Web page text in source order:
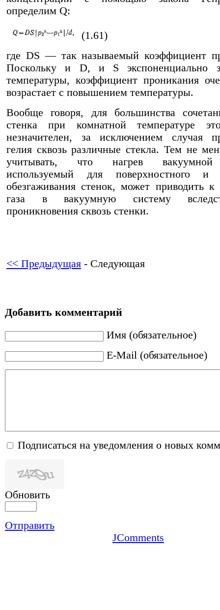
определим Q:
(1.61)
где DS — так называемый коэффициент
Поскольку и D, и S экспоненциально
температуры, коэффициент проникания
возрастает с повышением температуры.
Вообще говоря, для большинства
стенка при комнатной температуре
незначителен, за исключением случая
гелия сквозь различные стекла. Тем не
учитывать, что нагрев
используемый для поверхностного и
обезгаживания стенок, может приводить к
газа в вакуумную систему
проникновения сквозь стенки.
<< Предыдущая - Следующая
Добавить комментарий
Имя (обязательное)
E-Mail (обязательное)
Подписаться на уведомления о новых
Обновить
Отправить
JComments